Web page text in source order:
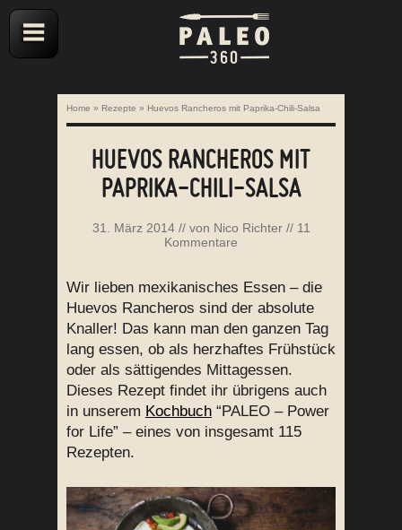
Home » Rezepte » Huevos Rancheros mit Paprika-Chili-Salsa
HUEVOS RANCHEROS MIT
PAPRIKA-CHILI-SALSA
31. März 2014// von Nico Richter// 11
Kommentare
Wir lieben mexikanisches Essen – die
Huevos Rancheros sind der absolute
Knaller! Das kann man den ganzen Tag
lang essen, ob als herzhaftes Frühstück
oder als sättigendes Mittagessen.
Dieses Rezept findet ihr übrigens auch
in unserem Kochbuch “PALEO – Power
for Life” – eines von insgesamt 115
Rezepten.